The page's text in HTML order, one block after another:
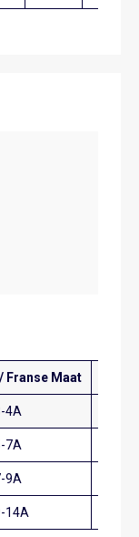
Franse Maat
4A
7A
9A
14A